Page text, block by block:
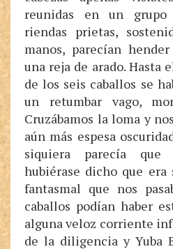
reunidas en un
riendas prietas,
manos, parecían
una reja de arado. Hasta
de los seis caballos se
un retumbar vago,
Cruzábamos la loma y
aún más espesa
siquiera parecía
hubiérase dicho que
fantasmal que nos
caballos podían haber
alguna veloz corriente
de la diligencia y Yuba